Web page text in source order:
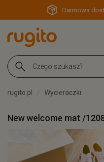
Darmowa
rugito.pl Wycieraczki
New welcome mat /